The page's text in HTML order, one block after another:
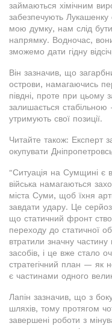
займаються хімічним
забезпечують Лукашенку
мою думку, нам слід
напрямку. Водночас,
зможемо дати гідну
Він зазначив, що
острови, намагаючись
півдні, проте при цьому
залишається стабільною
утримують свої позиції.
Читайте також: Експерт
окупувати
"Ситуація на Сумщині є
війська намагаються
міста Суми, щоб їхня
завдати удару. Це
що статичний фронт
переходу до статичної
втратили значну
засобів, і це вже стало
стратегічний план — як
є частинами одного
Лапін зазначив, що з
шляхів, тому протягом
завершені роботи з